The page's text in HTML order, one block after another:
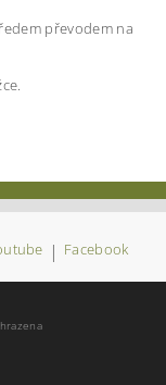
převodem na
| Facebook